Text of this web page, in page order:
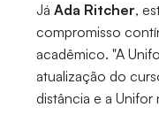
JáAda Ritcher,
compromisso
acadêmico. "A
atualização do
distância e a